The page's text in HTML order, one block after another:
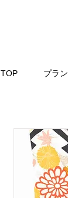
TOP プラン